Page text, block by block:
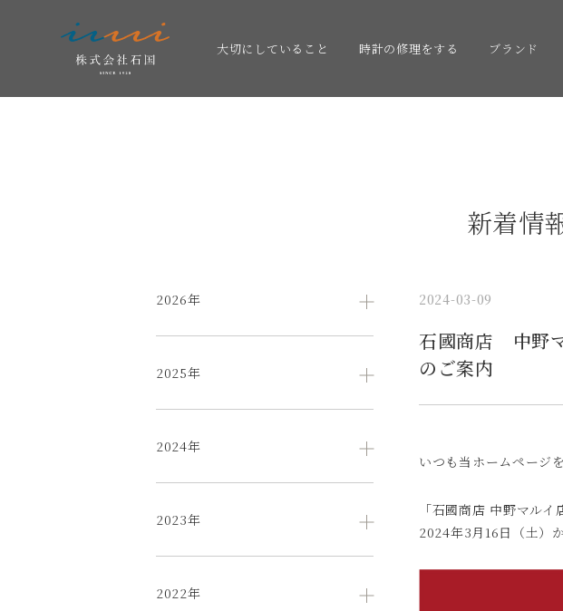
大切にしていること 時計の修理をする ブランド
新着情
2024-03-09
石國商店 中野
のご案内
いつも当ホームページ
「石國商店 中野マル
2024年3月16日（土）
2026年
2025年
2024年
2023年
2022年